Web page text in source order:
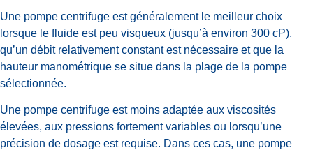
Une pompe centrifuge est généralement le meilleur choix
lorsque le fluide est peu visqueux (jusqu’à environ 300 cP),
qu’un débit relativement constant est nécessaire et que la
hauteur manométrique se situe dans la plage de la pompe
sélectionnée.
Une pompe centrifuge est moins adaptée aux viscosités
élevées, aux pressions fortement variables ou lorsqu’une
précision de dosage est requise. Dans ces cas, une pompe